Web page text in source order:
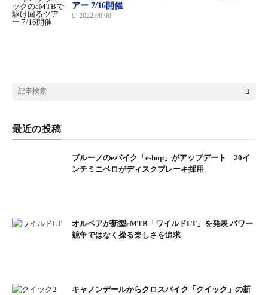
アー 7/16開催
2022.06.09
最近の投稿
ブルーノのeバイク「e-hop」がアップデート 20イ
ンチミニベロがディスクブレーキ採用
オルベアが新型eMTB「ワイルドLT」を発表 パワー
競争ではなく操る楽しさを追求
キャノンデールからクロスバイク「クイック」の新